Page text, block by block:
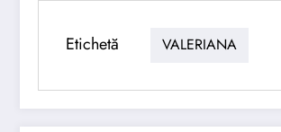
Etichetă VALERIANA